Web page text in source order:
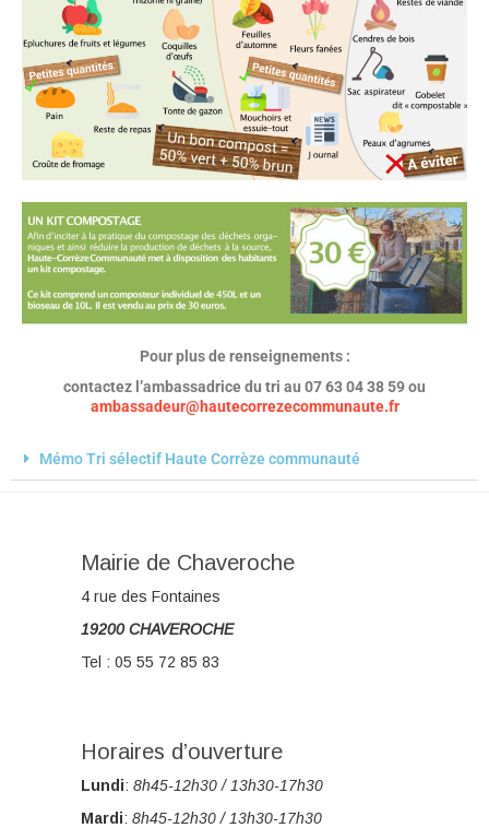
Pour plus de renseignements :
contactez l’ambassadricedu tri au 0763 0438 59ou
ambassadeur@hautecorrezecommunaute.fr
Mémo Tri sélectif Haute Corrèze communauté
Mairie de Chaveroche
4 rue des Fontaines
19200 CHAVEROCHE
Tel : 05 55 72 85 83
Horaires d’ouverture
Lundi: 8h45-12h30 / 13h30-17h30
Mardi: 8h45-12h30 / 13h30-17h30